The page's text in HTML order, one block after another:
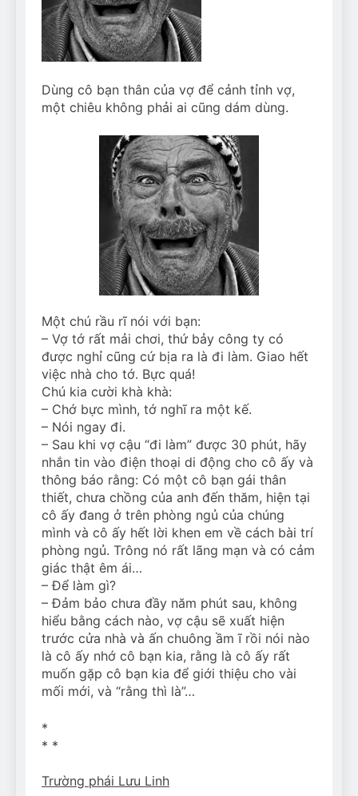
Can Bulldogs Play Fetch?
And How to Train Them!
7 Năm Ago
How Often Do I Need to
7 Năm Ago
Dùng cô bạn thân của vợ để cảnh tỉnh vợ,
một chiêu không phải ai cũng dám dùng.
Một chú rầu rĩ nói với bạn:
– Vợ tớ rất mải chơi, thứ bảy công ty có
được nghỉ cũng cứ bịa ra là đi làm. Giao hết
việc nhà cho tớ. Bực quá!
Chú kia cười khà khà:
– Chớ bực mình, tớ nghĩ ra một kế.
– Nói ngay đi.
– Sau khi vợ cậu “đi làm” được 30 phút, hãy
nhắn tin vào điện thoại di động cho cô ấy và
thông báo rằng: Có một cô bạn gái thân
thiết, chưa chồng của anh đến thăm, hiện tại
cô ấy đang ở trên phòng ngủ của chúng
mình và cô ấy hết lời khen em về cách bài trí
phòng ngủ. Trông nó rất lãng mạn và có cảm
giác thật êm ái…
– Để làm gì?
– Đảm bảo chưa đầy năm phút sau, không
hiểu bằng cách nào, vợ cậu sẽ xuất hiện
trước cửa nhà và ấn chuông ầm ĩ rồi nói nào
là cô ấy nhớ cô bạn kia, rằng là cô ấy rất
muốn gặp cô bạn kia để giới thiệu cho vài
mối mới, và “rằng thì là”…
*
* *
Trường phái Lưu Linh